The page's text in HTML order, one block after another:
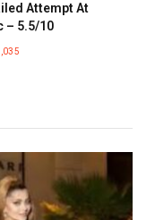
Attempt At
– 5.5/10